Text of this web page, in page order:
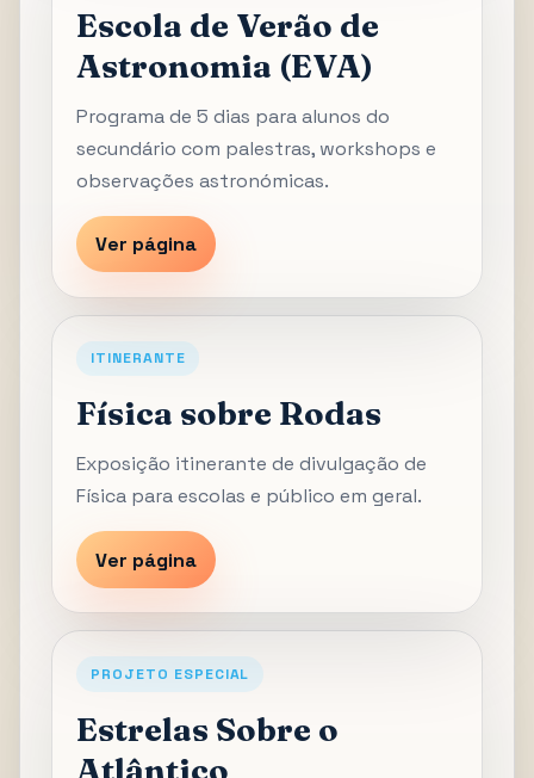
Escola de Verão de
Astronomia (EVA)
Programa de 5 dias para alunos do
secundário com palestras, workshops e
observações astronómicas.
Ver página
ITINERANTE
Física sobre Rodas
Exposição itinerante de divulgação de
Física para escolas e público em geral.
Ver página
PROJETO ESPECIAL
Estrelas Sobre o
Atlântico